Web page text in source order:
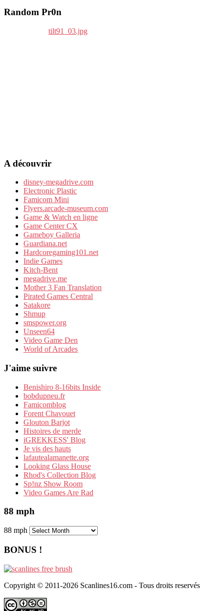
Random Pr0n
A découvrir
disney-megadrive.com
Electronic Plastic
Famicom Mini
Flyers.arcade-museum.com
Game & Watch en ligne
Game Center CX
Gameboy Galleria
Guardiana.net
Hardcoregaming101.net
Indie Games
Kitch-Bent
megadrive.me
Mother 3 Fan Translation
Pirated Games Central
Satakore
Shmup
smspower.org
Unseen64
Video Game Den
World of Arcades
J'aime suivre
Benishiro 8-16bits Inside
bobdupneu.fr
Famicomblog
Forent Chavouet
Glouton Barjot
Histoires de merde
iGREKKESS' Blog
Je vis des hauts
lafautealamanette.org
Looking Glass House
Rhod's Collection Blog
Sp!nz Show Room
Video Games Are Rad
88 mph
88 mph
BONUS !
Copyright © 2011-2026 Scanlines16.com - Tous droits reservés